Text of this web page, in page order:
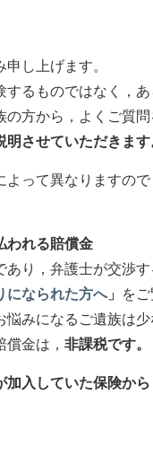
し上げます。
るものではなく，
方から，よくご質
させていただきます
って異なりますの
れる賠償金
り，弁護士が交渉す
になられた方へ」 を
みになるご遺族は
金は， 非課税です。
入していた保険か